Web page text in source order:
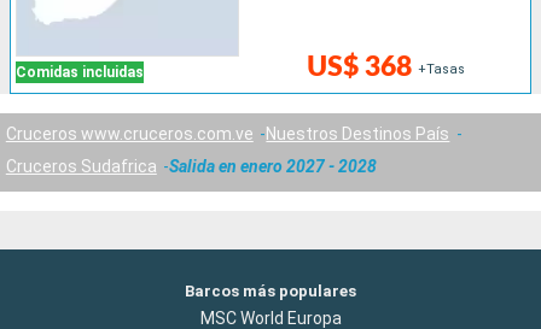
Comidas incluidas US$ 368 +Tasas
Cruceros www.cruceros.com.ve
Nuestros Destinos País
Cruceros Sudafrica
Salida en enero 2027 - 2028
Barcos más populares
MSC World Europa